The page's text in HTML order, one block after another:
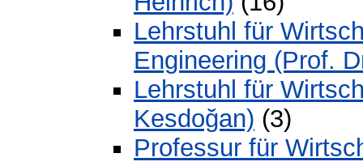
Lehrstuhl für
Engineering (Prof.
Lehrstuhl für
Kesdoğan) (3)
Professur für